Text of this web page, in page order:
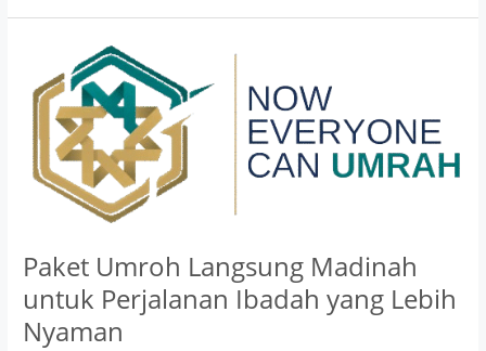
Paket Umroh Langsung Madinah
untuk Perjalanan Ibadah yang Lebih
Nyaman
Umroh
Langsung
Madinah
untuk
Perjalanan
Ibadah